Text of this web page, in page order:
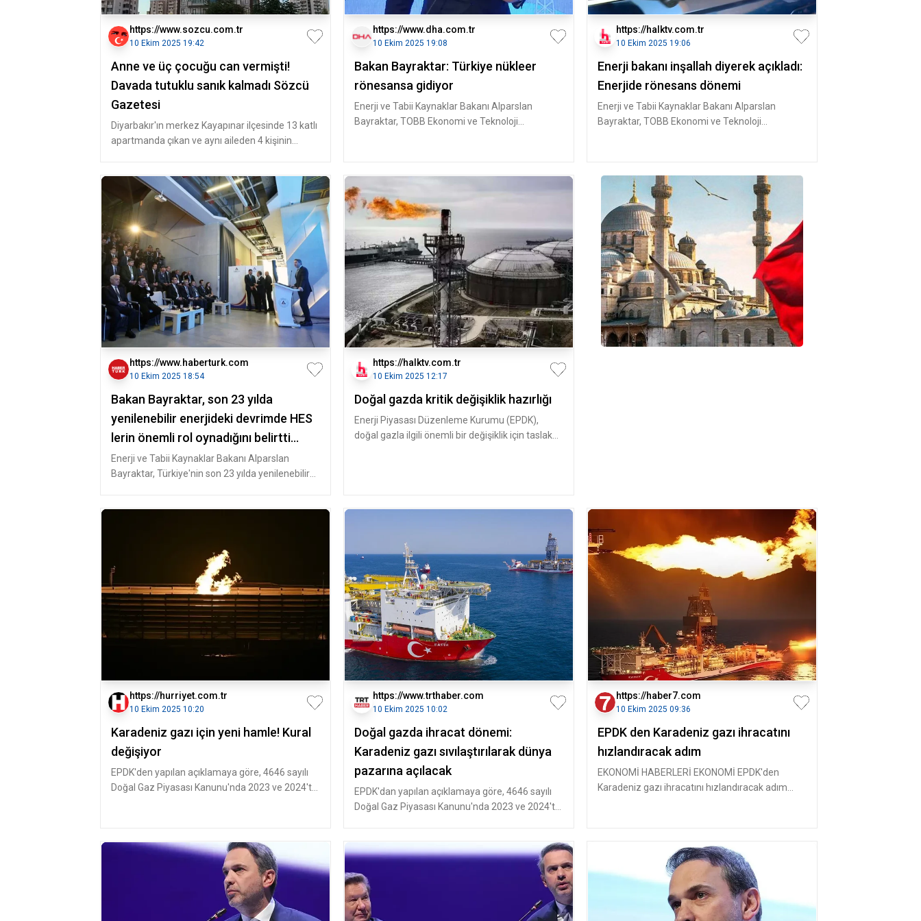
https://www.sozcu.com.tr
10 Ekim 2025 19:42
Anne ve üç çocuğu can vermişti!
Davada tutuklu sanık kalmadı Sözcü
Gazetesi
Diyarbakır'ın merkez Kayapınar ilçesinde 13 katlı
apartmanda çıkan ve aynı aileden 4 kişinin
https://www.dha.com.tr
10 Ekim 2025 19:08
Bakan Bayraktar: Türkiye nükleer
rönesansa gidiyor
Enerji ve Tabii Kaynaklar Bakanı Alparslan
Bayraktar, TOBB Ekonomi ve Teknoloji
https://halktv.com.tr
10 Ekim 2025 19:06
Enerji bakanı inşallah diyerek açıkladı:
Enerjide rönesans dönemi
Enerji ve Tabii Kaynaklar Bakanı Alparslan
Bayraktar, TOBB Ekonomi ve Teknoloji
https://www.haberturk.com
10 Ekim 2025 18:54
Bakan Bayraktar, son 23 yılda
yenilenebilir enerjideki devrimde HES
lerin önemli rol oynadığını belirtti
Ankara Haberleri
Enerji ve Tabii Kaynaklar Bakanı Alparslan
Bayraktar, Türkiye'nin son 23 yılda yenilenebilir
https://halktv.com.tr
10 Ekim 2025 12:17
Doğal gazda kritik değişiklik hazırlığı
Enerji Piyasası Düzenleme Kurumu (EPDK),
doğal gazla ilgili önemli bir değişiklik için taslak
https://hurriyet.com.tr
10 Ekim 2025 10:20
Karadeniz gazı için yeni hamle! Kural
değişiyor
EPDK'den yapılan açıklamaya göre, 4646 sayılı
Doğal Gaz Piyasası Kanunu'nda 2023 ve 2024'te
https://www.trthaber.com
10 Ekim 2025 10:02
Doğal gazda ihracat dönemi:
Karadeniz gazı sıvılaştırılarak dünya
pazarına açılacak
EPDK'dan yapılan açıklamaya göre, 4646 sayılı
Doğal Gaz Piyasası Kanunu'nda 2023 ve 2024'te
https://haber7.com
10 Ekim 2025 09:36
EPDK den Karadeniz gazı ihracatını
hızlandıracak adım
EKONOMİ HABERLERİ EKONOMİ EPDK'den
Karadeniz gazı ihracatını hızlandıracak adım